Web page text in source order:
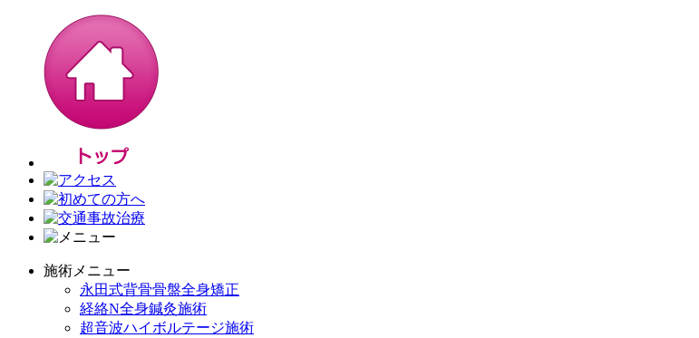
施術メニュー
永田式背骨骨盤全身矯正
経絡N全身鍼灸施術
超音波ハイボルテージ施術